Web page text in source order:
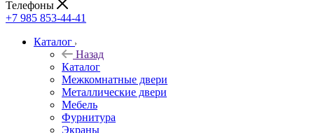
Телефоны
+7 985 853-44-41
Каталог
Назад
Каталог
Межкомнатные двери
Металлические двери
Мебель
Фурнитура
Экраны